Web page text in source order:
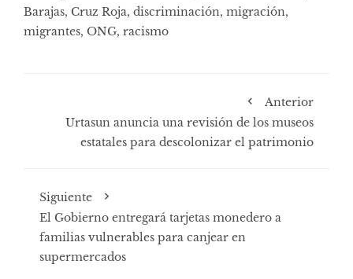
Barajas, Cruz Roja, discriminación, migración,
migrantes, ONG, racismo
Anterior
Urtasun anuncia una revisión de los museos
estatales para descolonizar el patrimonio
Siguiente
El Gobierno entregará tarjetas monedero a
familias vulnerables para canjear en
supermercados